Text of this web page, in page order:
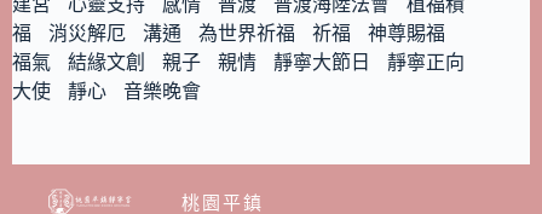
福
消災解厄 溝通 為世界祈福 祈福
神尊賜福
福氣
結緣文創 親子 親情 靜寧大節日
靜寧正向
大使
靜心 音樂晚會
桃園平鎮